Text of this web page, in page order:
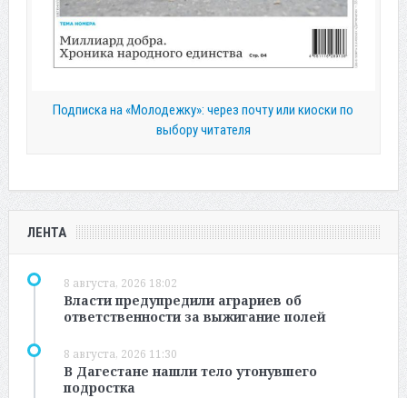
Подписка на «Молодежку»: через почту или киоски по
выбору читателя
ЛЕНТА
8 августа, 2026 18:02
Власти предупредили аграриев об
ответственности за выжигание полей
8 августа, 2026 11:30
В Дагестане нашли тело утонувшего
подростка